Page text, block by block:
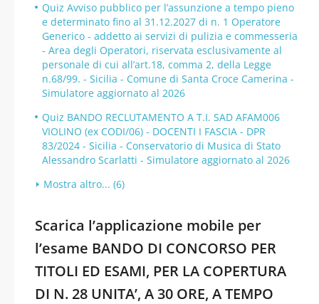
Quiz Avviso pubblico per l’assunzione a tempo pieno
e determinato fino al 31.12.2027 di n. 1 Operatore
Generico - addetto ai servizi di pulizia e commesseria
- Area degli Operatori, riservata esclusivamente al
personale di cui all’art.18, comma 2, della Legge
n.68/99. - Sicilia - Comune di Santa Croce Camerina -
Simulatore aggiornato al 2026
Quiz BANDO RECLUTAMENTO A T.I. SAD AFAM006
VIOLINO (ex CODI/06) - DOCENTI I FASCIA - DPR
83/2024 - Sicilia - Conservatorio di Musica di Stato
Alessandro Scarlatti - Simulatore aggiornato al 2026
Mostra altro... (6)
Scarica l’applicazione mobile per
l’esame BANDO DI CONCORSO PER
TITOLI ED ESAMI, PER LA COPERTURA
DI N. 28 UNITA’, A 30 ORE, A TEMPO